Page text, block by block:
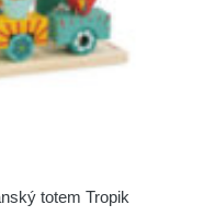
totem Tropik